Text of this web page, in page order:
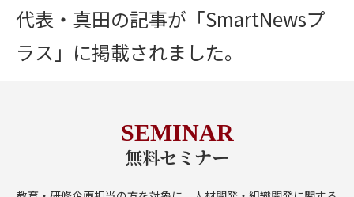
代表・真田の記事が「SmartNewsプ
ラス」に掲載されました。
SEMINAR
無料セミナー